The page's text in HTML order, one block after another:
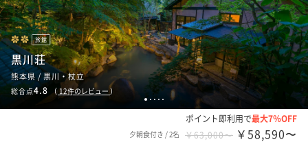
1 2 3 4 5
旅館
黒川荘
熊本県 / 黒川・杖立
総合点4.8 （12件のレビュー）
ポイント即利用で最大7％OFF
夕朝食付き /2名 ￥63,000〜 ￥58,590〜